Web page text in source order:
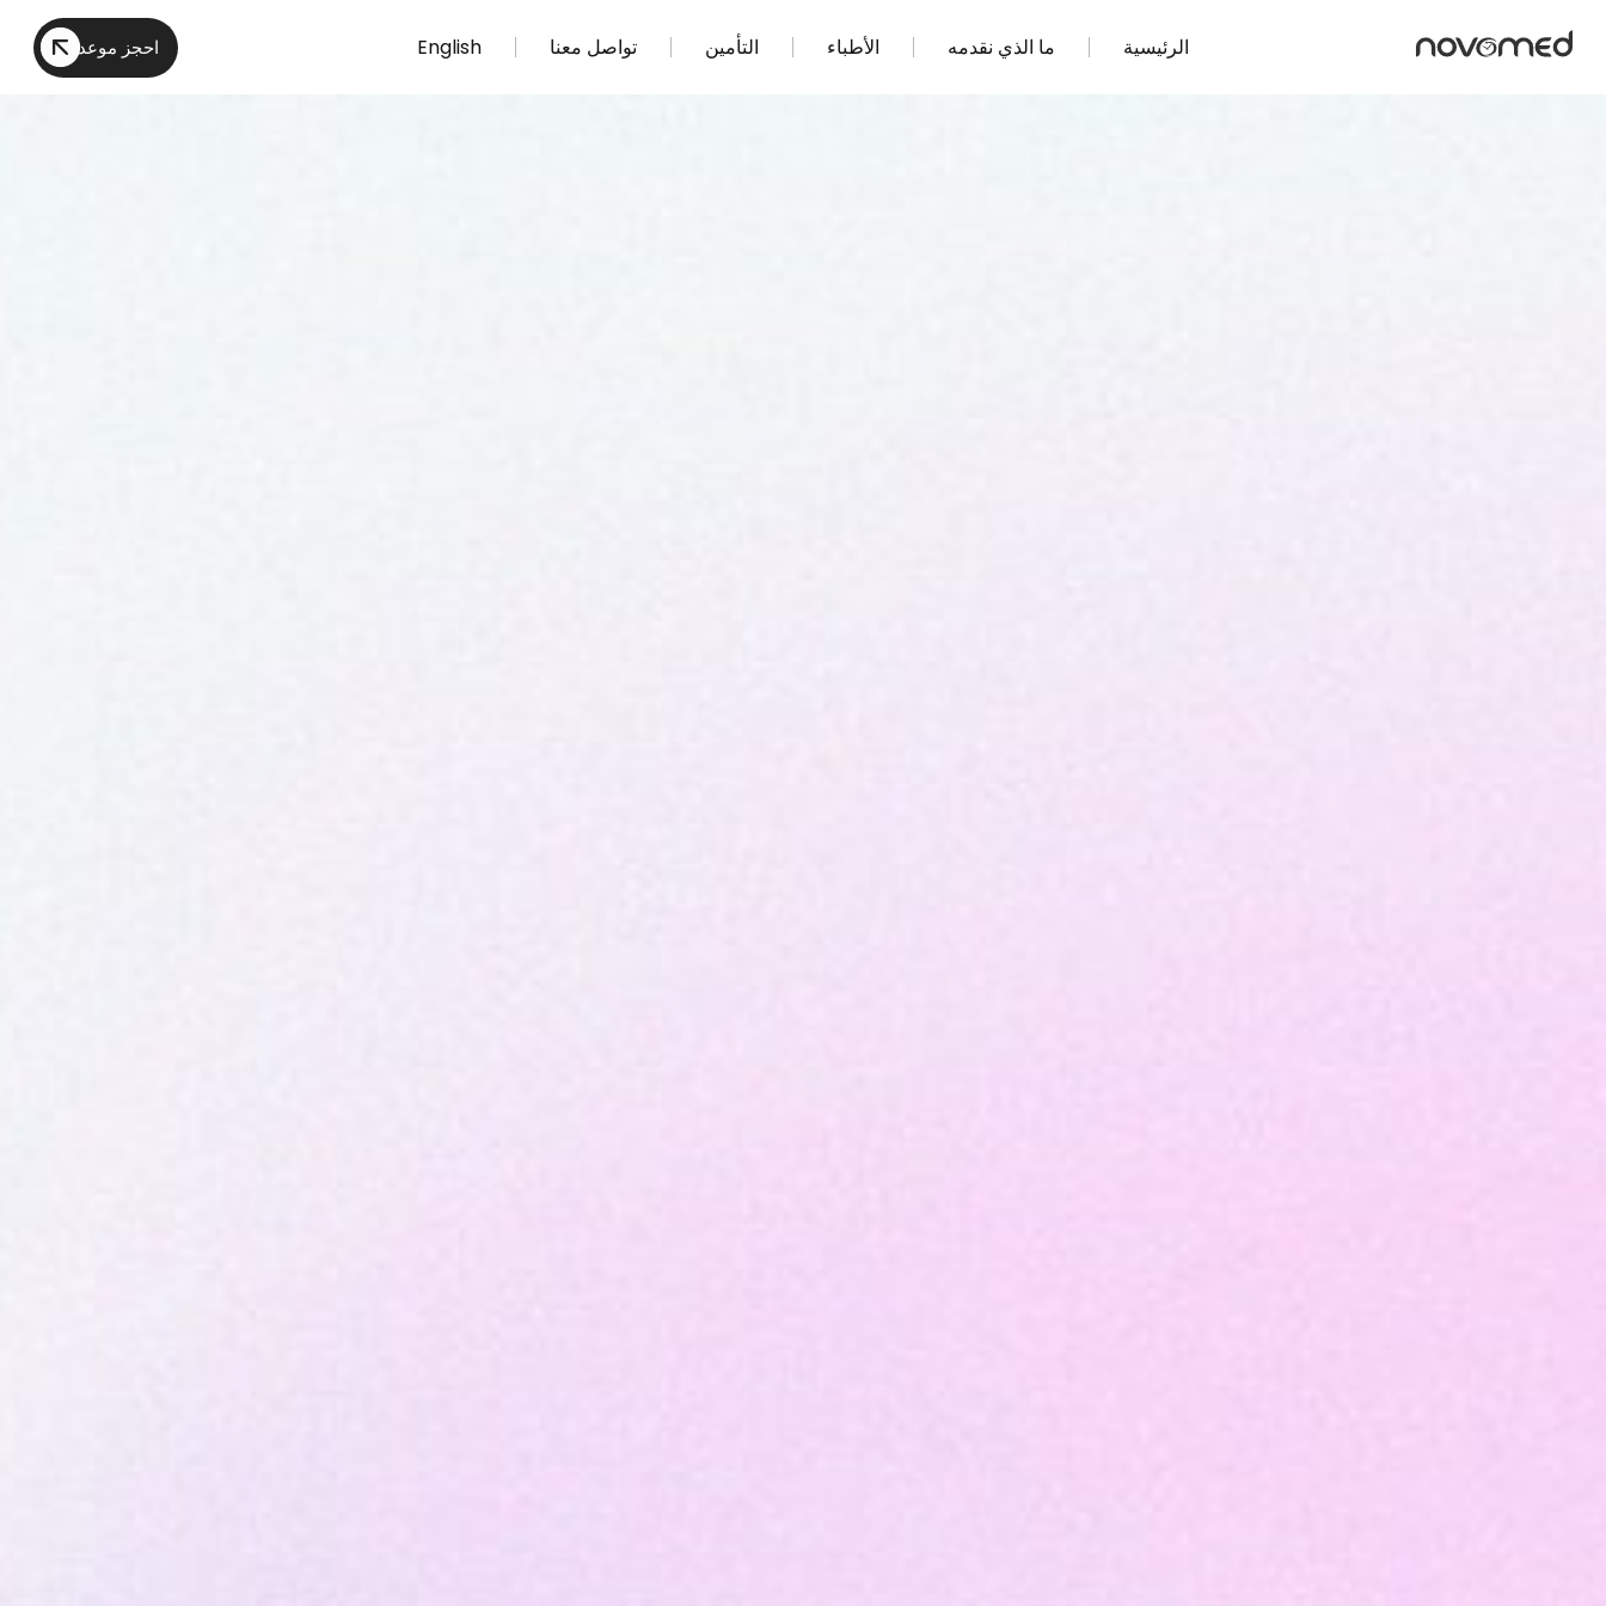
الرئيسية ما الذي نقدمه الأطباء التأمين تواصل معنا English احجز موعد